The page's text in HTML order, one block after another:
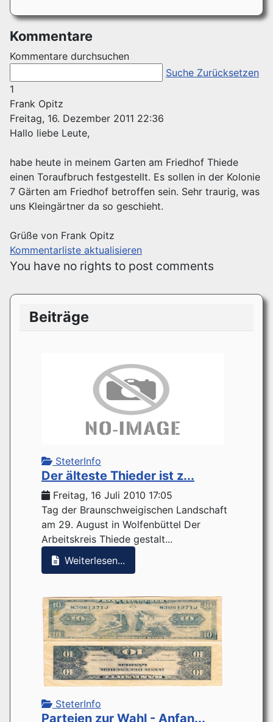
Kommentare
Kommentare durchsuchen
Suche Zurücksetzen
1
Frank Opitz
Freitag, 16. Dezember 2011 22:36
Hallo liebe Leute,
habe heute in meinem Garten am Friedhof Thiede
einen Toraufbruch festgestellt. Es sollen in der Kolonie
7 Gärten am Friedhof betroffen sein. Sehr traurig, was
uns Kleingärtner da so geschieht.
Grüße von Frank Opitz
Kommentarliste aktualisieren
You have no rights to post comments
Beiträge
SteterInfo
Der älteste Thieder ist z...
Freitag, 16 Juli 2010 17:05
Tag der Braunschweigischen Landschaft
am 29. August in Wolfenbüttel Der
Arbeitskreis Thiede gestalt...
Weiterlesen...
SteterInfo
Parteien zur Wahl - Anfan...